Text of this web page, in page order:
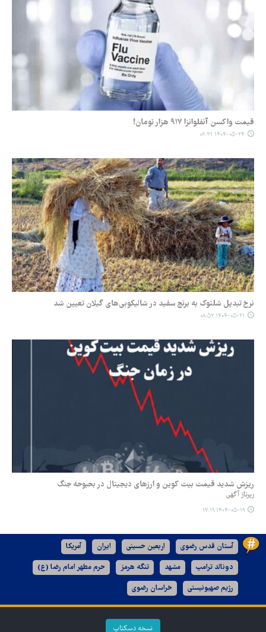
قیمت واکسن آنفلوانزا ۹۱۷ هزار تومان!
۱۴۰۴-۰۵-۲۴ ۰۶:۳۱
نرخ تبدیل شلتوک به برنج سفید در شالیکوبی‌های گیلان تعیین شد
۱۴۰۴-۰۵-۲۱ ۰۸:۵۲
ریزش شدید قیمت بیت کوین و ارزهای دیجیتال در بحبوحه جنگ
رپرتاژ آگهی
۱۴۰۴-۰۵-۱۹ ۱۷:۱۹
آستان قدس رضوی اربعین حسینی ایران آمریکا
دونالد ترامپ مشهد تنگه هرمز حرم مطهر امام رضا (ع)
رژیم صهیونیستی خراسان رضوی
نسخه دسکتاپ